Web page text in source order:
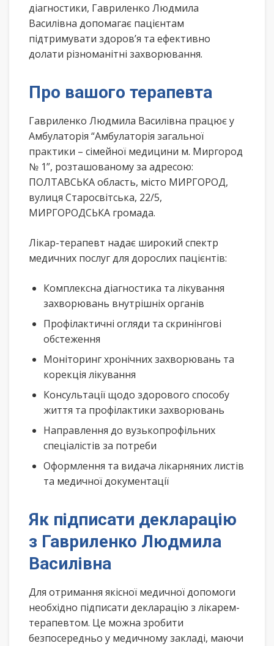
діагностики, Гавриленко Людмила
Василівна допомагає пацієнтам
підтримувати здоров’я та ефективно
долати різноманітні захворювання.
Про вашого терапевта
Гавриленко Людмила Василівна працює у
Амбулаторія “Амбулаторія загальної
практики – сімейної медицини м. Миргород
№ 1”, розташованому за адресою:
ПОЛТАВСЬКА область, місто МИРГОРОД,
вулиця Старосвітська, 22/5,
МИРГОРОДСЬКА громада.
Лікар-терапевт надає широкий спектр
медичних послуг для дорослих пацієнтів:
Комплексна діагностика та лікування
захворювань внутрішніх органів
Профілактичні огляди та скринінгові
обстеження
Моніторинг хронічних захворювань та
корекція лікування
Консультації щодо здорового способу
життя та профілактики захворювань
Направлення до вузькопрофільних
спеціалістів за потреби
Оформлення та видача лікарняних листів
та медичної документації
Як підписати декларацію
з Гавриленко Людмила
Василівна
Для отримання якісної медичної допомоги
необхідно підписати декларацію з лікарем-
терапевтом. Це можна зробити
безпосередньо у медичному закладі, маючи